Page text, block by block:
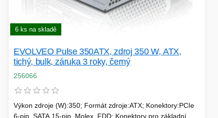
HERNÍ KLÁVESNICE
PAMĚTI RAM
DEKORACE
ROBOTY - MIXÉRY
6 ks na skladě
EVOLVEO Pulse 350ATX, zdroj 350 W, ATX,
tichý, bulk, záruka 3 roky, černý
256066
Výkon zdroje (W):350; Formát zdroje:ATX; Konektory:PCIe
6-pin, SATA 15-pin, Molex, FDD; Konektory pro základní